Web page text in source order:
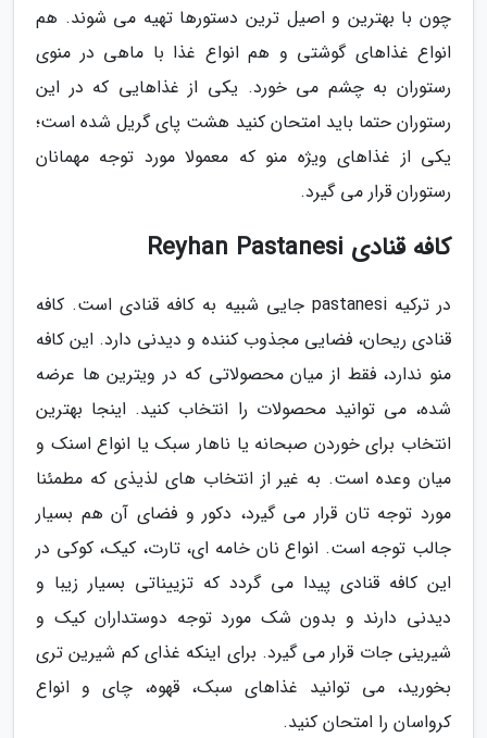
چون با بهترین و اصیل ترین دستورها تهیه می شوند. هم
انواع غذاهای گوشتی و هم انواع غذا با ماهی در منوی
رستوران به چشم می خورد. یکی از غذاهایی که در این
رستوران حتما باید امتحان کنید هشت پای گریل شده است؛
یکی از غذاهای ویژه منو که معمولا مورد توجه مهمانان
رستوران قرار می گیرد.
کافه قنادی Reyhan Pastanesi
در ترکیه pastanesi جایی شبیه به کافه قنادی است. کافه
قنادی ریحان، فضایی مجذوب کننده و دیدنی دارد. این کافه
منو ندارد، فقط از میان محصولاتی که در ویترین ها عرضه
شده، می توانید محصولات را انتخاب کنید. اینجا بهترین
انتخاب برای خوردن صبحانه یا ناهار سبک یا انواع اسنک و
میان وعده است. به غیر از انتخاب های لذیذی که مطمئنا
مورد توجه تان قرار می گیرد، دکور و فضای آن هم بسیار
جالب توجه است. انواع نان خامه ای، تارت، کیک، کوکی در
این کافه قنادی پیدا می گردد که تزییناتی بسیار زیبا و
دیدنی دارند و بدون شک مورد توجه دوستداران کیک و
شیرینی جات قرار می گیرد. برای اینکه غذای کم شیرین تری
بخورید، می توانید غذاهای سبک، قهوه، چای و انواع
کرواسان را امتحان کنید.